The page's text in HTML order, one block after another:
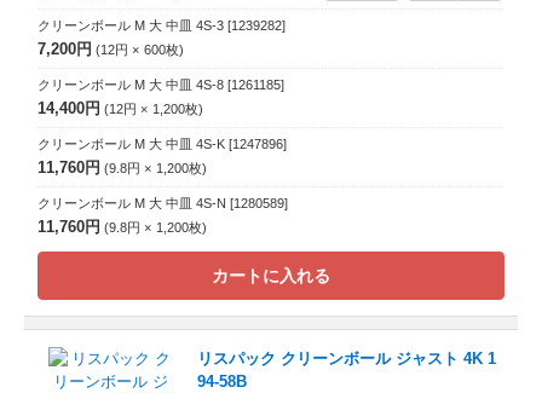
クリーンボール M 大 中皿 4S-3 [1239282]
7,200円 12円 600枚
クリーンボール M 大 中皿 4S-8 [1261185]
14,400円 12円 1,200枚
クリーンボール M 大 中皿 4S-K [1247896]
11,760円 9.8円 1,200枚
クリーンボール M 大 中皿 4S-N [1280589]
11,760円 9.8円 1,200枚
カートに入れる
リスパック クリーンボール ジャスト 4K 1
94-58B